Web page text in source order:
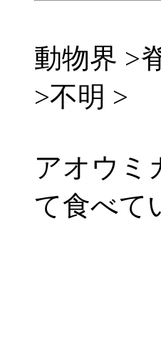
動物界 >
>不明 >
アオウミ
て食べて